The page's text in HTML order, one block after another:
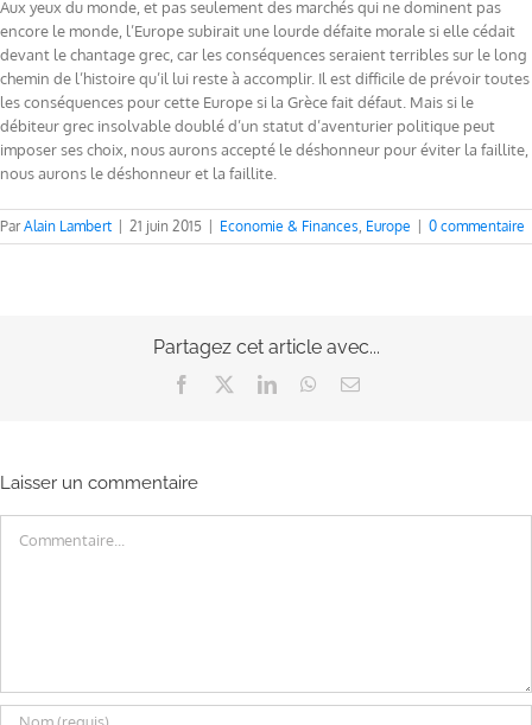
Aux yeux du monde, et pas seulement des marchés qui ne dominent pas
encore le monde, l’Europe subirait une lourde défaite morale si elle cédait
devant le chantage grec, car les conséquences seraient terribles sur le long
chemin de l’histoire qu’il lui reste à accomplir. Il est difficile de prévoir toutes
les conséquences pour cette Europe si la Grèce fait défaut. Mais si le
débiteur grec insolvable doublé d’un statut d’aventurier politique peut
imposer ses choix, nous aurons accepté le déshonneur pour éviter la faillite,
nous aurons le déshonneur et la faillite.
ParAlain Lambert 21 juin 2015 Economie & Finances, Europe 0 commentaire
Partagez cet article avec...
Facebook LinkedInWhatsApp
Email
Laisser un commentaire